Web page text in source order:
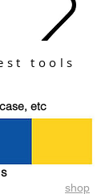
tools
etc
​shop